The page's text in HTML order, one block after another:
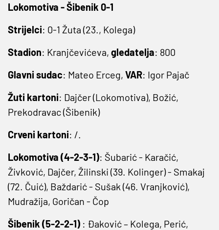
Lokomotiva - Šibenik 0-1
Strijelci: 0-1 Žuta (23., Kolega)
Stadion: Kranjčevićeva, gledatelja: 800
Glavni sudac: Mateo Erceg, VAR: Igor Pajač
Žuti kartoni: Dajčer (Lokomotiva), Božić,
Prekodravac (Šibenik)
Crveni kartoni: /.
Lokomotiva (4-2-3-1): Šubarić - Karačić,
Živković, Dajčer, Žilinski (39. Kolinger) - Smakaj
(72. Čuić), Baždarić - Sušak (46. Vranjković),
Mudražija, Goričan - Čop
Šibenik (5-2-2-1) : Đaković – Kolega, Perić,